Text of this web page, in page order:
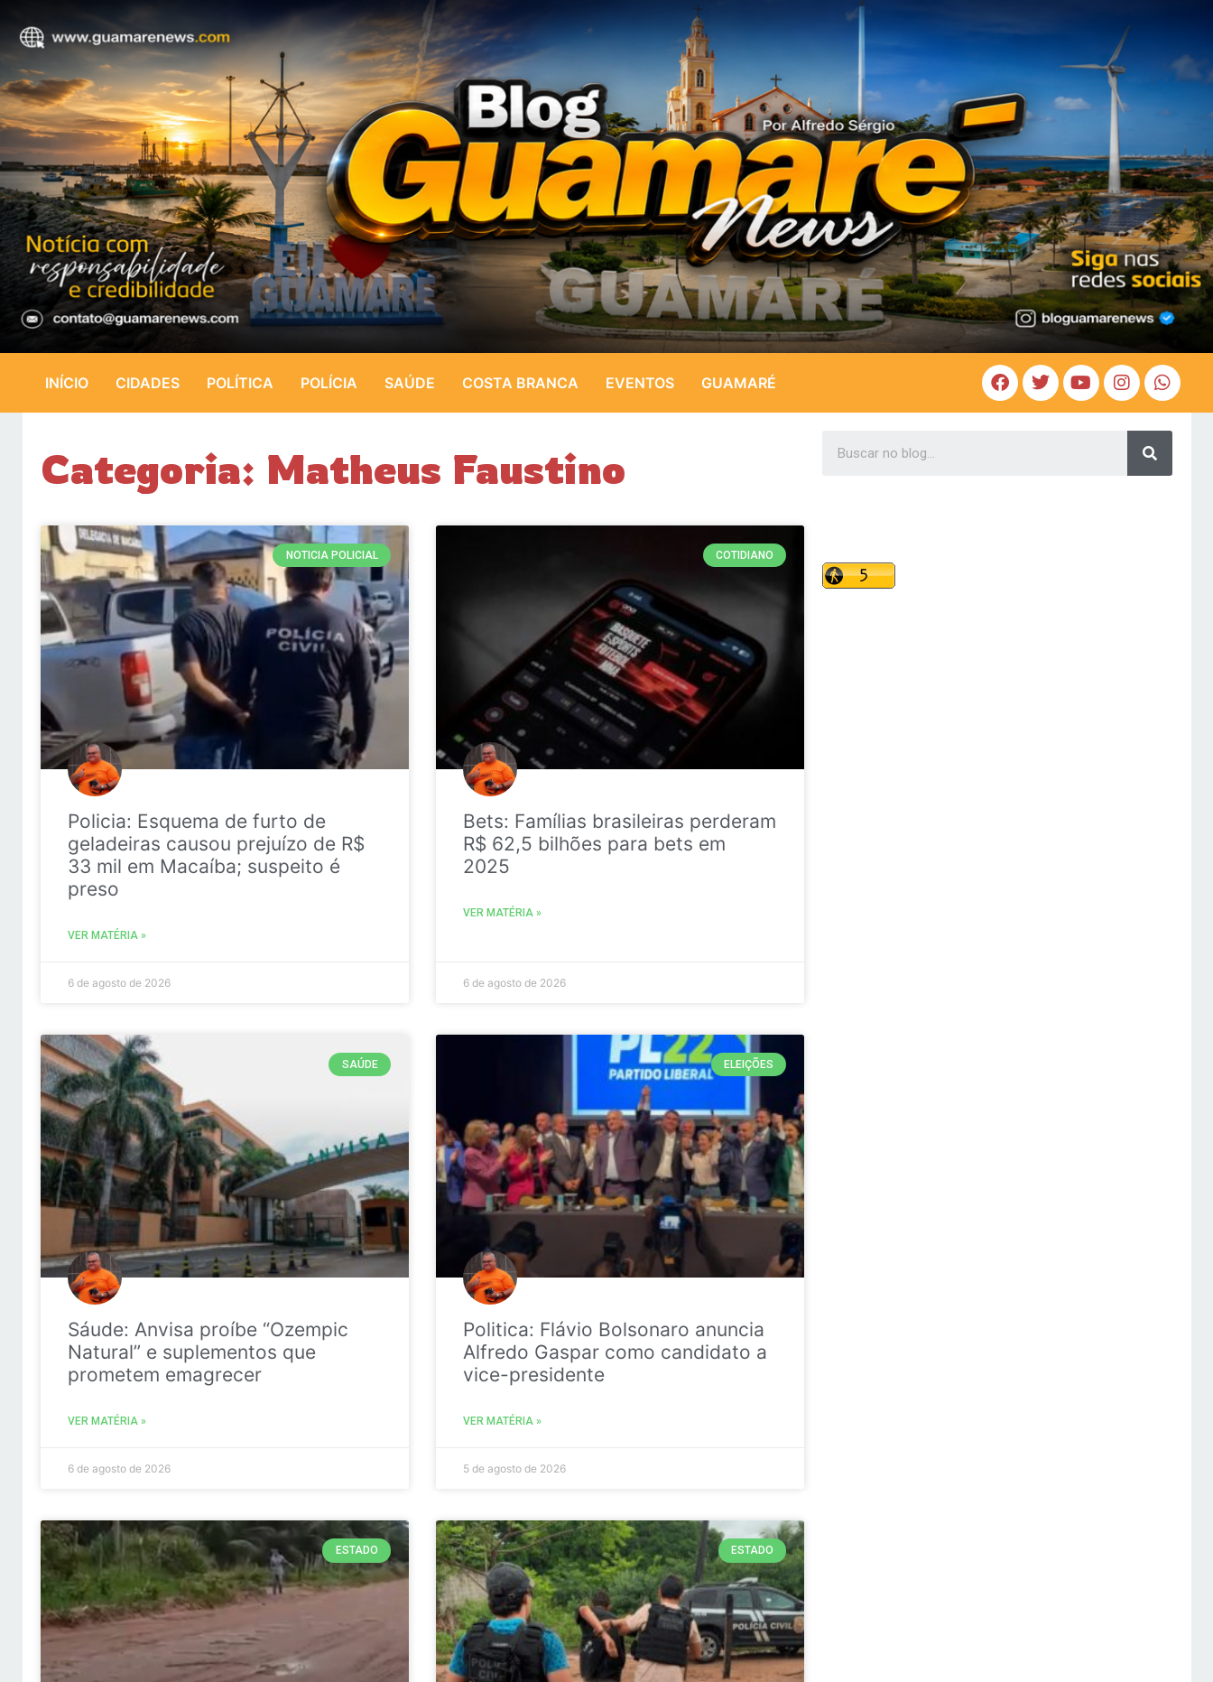
INÍCIO CIDADES POLÍTICA POLÍCIA SAÚDE COSTA BRANCA EVENTOS GUAMARÉ
Categoria: Matheus Faustino
NOTICIA POLICIAL
Policia: Esquema de furto de
geladeiras causou prejuízo de R$
33 mil em Macaíba; suspeito é
preso
VER MATÉRIA »
6 de agosto de 2026
COTIDIANO
Bets: Famílias brasileiras perderam
R$ 62,5 bilhões para bets em
2025
VER MATÉRIA »
6 de agosto de 2026
SAÚDE
Sáude: Anvisa proíbe “Ozempic
Natural” e suplementos que
prometem emagrecer
VER MATÉRIA »
6 de agosto de 2026
ELEIÇÕES
Politica: Flávio Bolsonaro anuncia
Alfredo Gaspar como candidato a
vice-presidente
VER MATÉRIA »
5 de agosto de 2026
ESTADO ESTADO